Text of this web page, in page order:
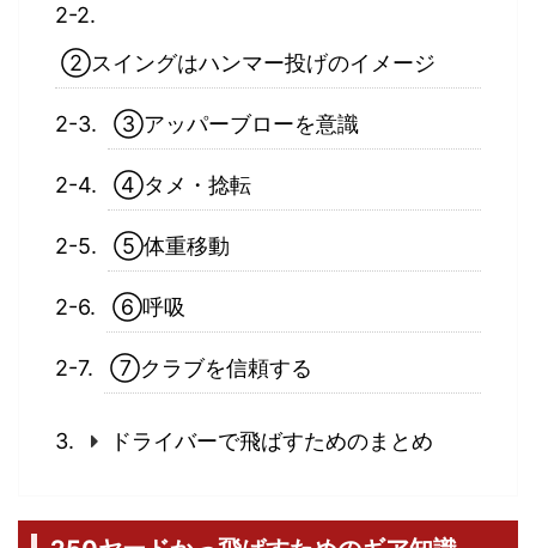
②スイングはハンマー投げのイメージ
③アッパーブローを意識
④タメ・捻転
⑤体重移動
⑥呼吸
⑦クラブを信頼する
ドライバーで飛ばすためのまとめ